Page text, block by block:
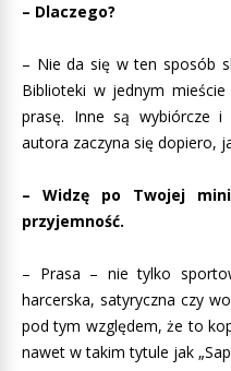
– Dlaczego?
– Nie da się w ten sposób
Biblioteki w jednym
prasę. Inne są wybiórcze
autora zaczyna się dopiero,
– Widzę po Twojej
przyjemność.
– Prasa – nie tylko
harcerska, satyryczna czy
pod tym względem, że to
nawet w takim tytule jak